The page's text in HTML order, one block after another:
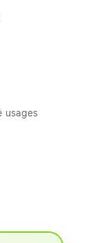
usages